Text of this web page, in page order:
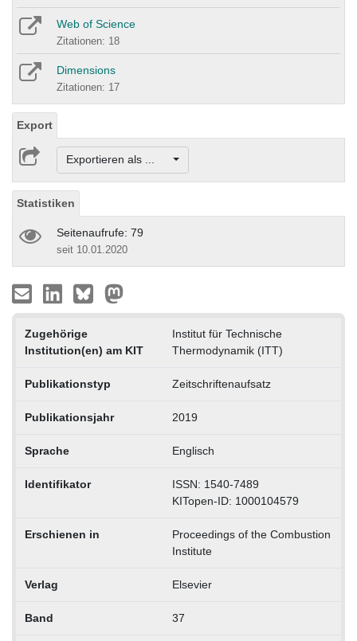
Web of Science
Zitationen: 18
Dimensions
Zitationen: 17
Export
Exportieren als ...
Statistiken
Seitenaufrufe: 79
seit 10.01.2020
Zugehörige
Institution(en) am KIT
Institut für Technische
Thermodynamik (ITT)
Publikationstyp Zeitschriftenaufsatz
Publikationsjahr 2019
Sprache Englisch
Identifikator
ISSN: 1540-7489
KITopen-ID: 1000104579
Erschienen in
Proceedings of the Combustion
Institute
Verlag Elsevier
Band 37